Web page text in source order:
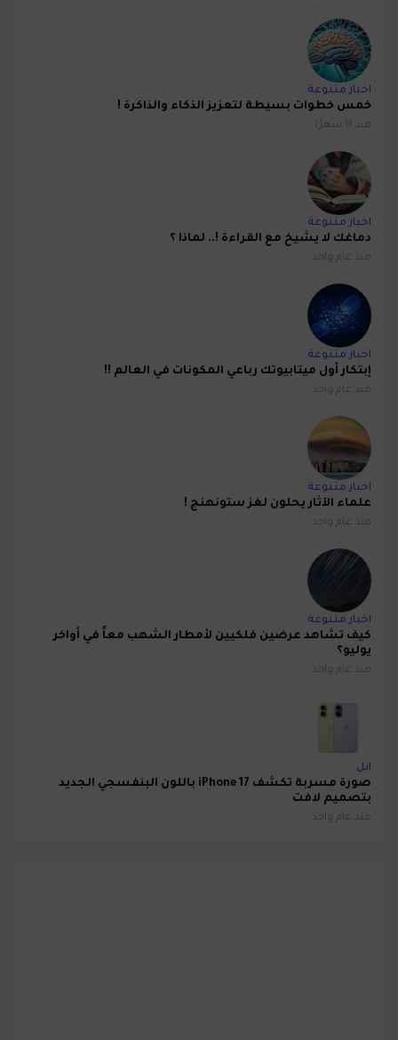
اخبار متنوعة
خمس خطوات بسيطة لتعزيز الذكاء والذاكرة !
منذ 11 شهرًا
اخبار متنوعة
دماغك لا يشيخ مع القراءة !.. لماذا ؟
منذ عام واحد
اخبار متنوعة
إبتكار أول ميتابيوتك رباعي المكونات في العالم !!
منذ عام واحد
اخبار متنوعة
علماء الآثار يحلون لغز ستونهنج !
منذ عام واحد
اخبار متنوعة
كيف تشاهد عرضين فلكيين لأمطار الشهب معاً في أواخر
يوليو؟
منذ عام واحد
ابل
صورة مسربة تكشف iPhone 17 باللون البنفسجي الجديد
بتصميم لافت
منذ عام واحد